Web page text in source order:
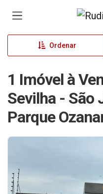
Ordenar
1 Imóvel à
Sevilha - São
Parque